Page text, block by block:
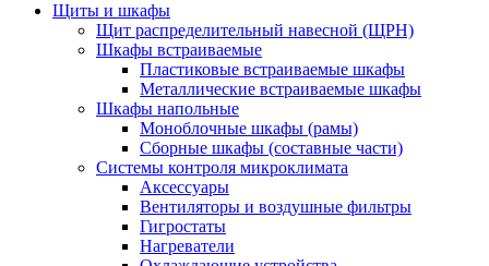
Щиты и шкафы
Щит распределительный навесной (ЩРН)
Шкафы встраиваемые
Пластиковые встраиваемые шкафы
Металлические встраиваемые шкафы
Шкафы напольные
Моноблочные шкафы (рамы)
Сборные шкафы (составные части)
Системы контроля микроклимата
Аксессуары
Вентиляторы и воздушные фильтры
Гигростаты
Нагреватели